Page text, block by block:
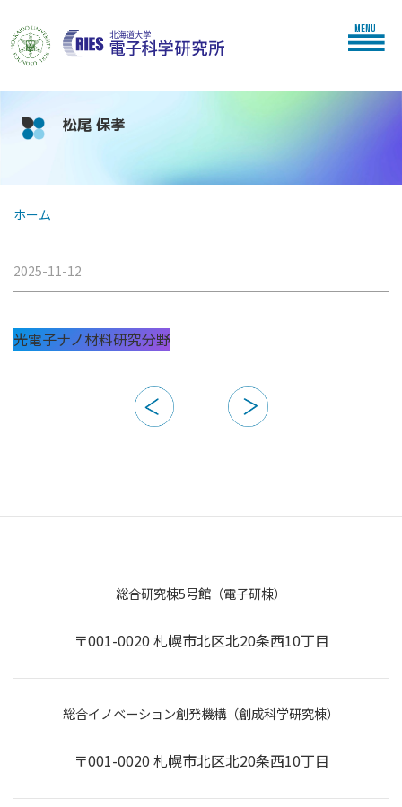
MENU
松尾 保孝
ホーム
2025-11-12
光電子ナノ材料研究分野
総合研究棟5号館（電子研棟）
〒001-0020 札幌市北区北20条西10丁目
総合イノベーション創発機構（創成科学研究棟）
〒001-0020 札幌市北区北20条西10丁目